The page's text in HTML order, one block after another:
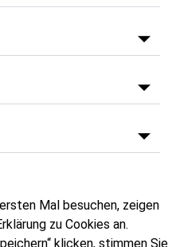
Mal besuchen, zeigen
zu Cookies an.
klicken, stimmen Sie